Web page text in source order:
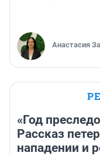
Анастасия
«Год
Рассказ
нападении и